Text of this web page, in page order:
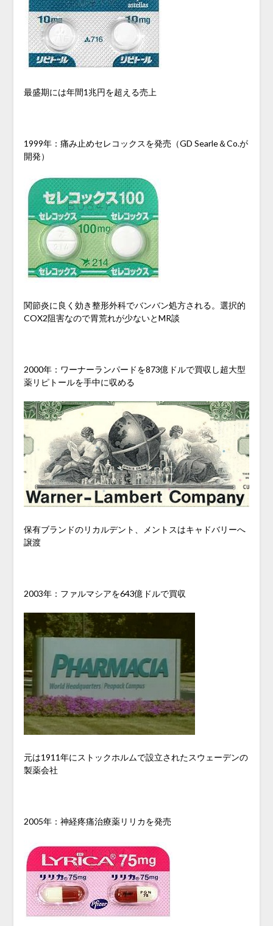
最盛期には年間1兆円を超える売上
1999年：痛み止めセレコックスを発売（GD Searle＆Co.が
開発）
関節炎に良く効き整形外科でバンバン処方される。選択的
COX2阻害なので胃荒れが少ないとMR談
2000年：ワーナーランパードを873億ドルで買収し超大型
薬リピトールを手中に収める
保有ブランドのリカルデント、メントスはキャドバリーへ
譲渡
2003年：ファルマシアを643億ドルで買収
元は1911年にストックホルムで設立されたスウェーデンの
製薬会社
2005年：神経疼痛治療薬リリカを発売